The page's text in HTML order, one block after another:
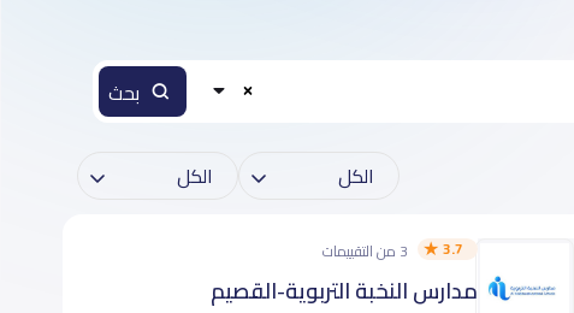
3.7 3 من التقييمات
مدارس النخبة التربوية-القصيم